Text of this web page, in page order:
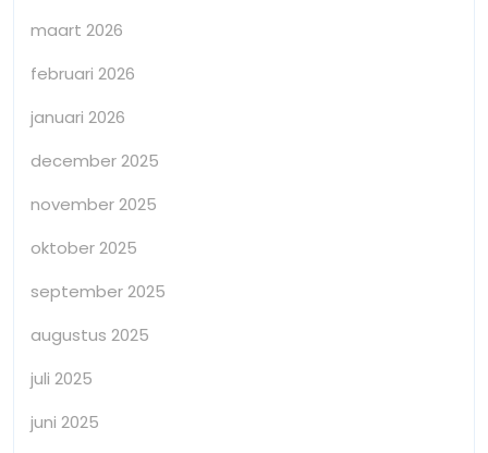
maart 2026
februari 2026
januari 2026
december 2025
november 2025
oktober 2025
september 2025
augustus 2025
juli 2025
juni 2025